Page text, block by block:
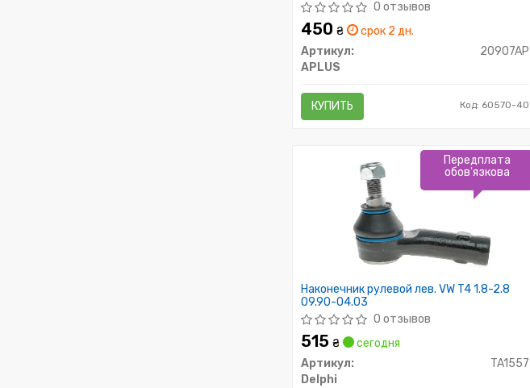
002792 Вн.конус14.7
0 отзывов
450 ₴
срок 2 дн.
Артикул:
20907AP
APLUS
КУПИТЬ Код: 60570-40
Наконечник рулевой лев. VW T4 1.8-2.8
09.90-04.03
0 отзывов
515 ₴
сегодня
Артикул:
TA1557
Delphi
Передплата
обов'язкова